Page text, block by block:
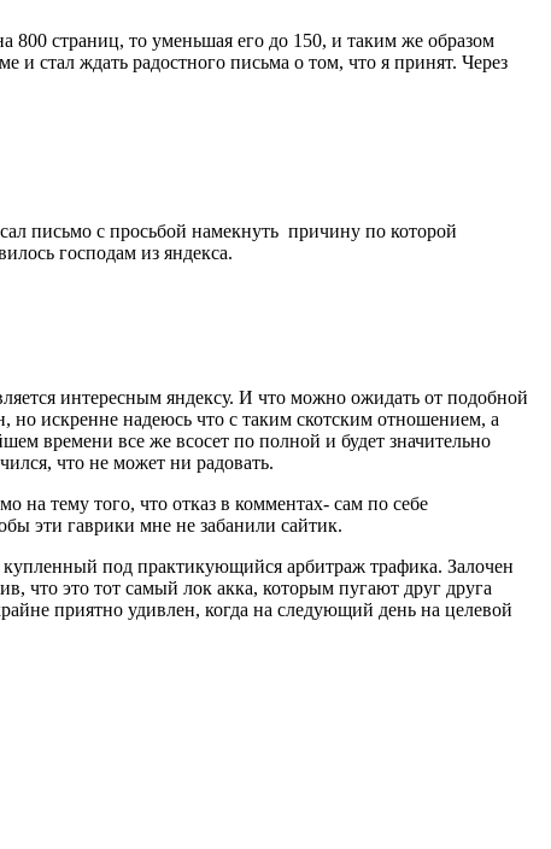
800 страниц, то уменьшая его до 150, и таким же образом
и стал ждать радостного письма о том, что я принят. Через
письмо с просьбой намекнуть причину по которой
господам из яндекса.
интересным яндексу. И что можно ожидать от подобной
но искренне надеюсь что с таким скотским отношением, а
времени все же всосет по полной и будет значительно
что не может ни радовать.
на тему того, что отказ в комментах- сам по себе
эти гаврики мне не забанили сайтик.
под практикующийся арбитраж трафика. Залочен
что это тот самый лок акка, которым пугают друг друга
приятно удивлен, когда на следующий день на целевой